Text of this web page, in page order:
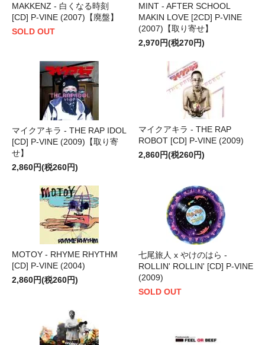
MAKKENZ - 白くなる時刻
[CD] P-VINE (2007)【廃盤】
SOLD OUT
MINT - AFTER SCHOOL
MAKIN LOVE [2CD] P-VINE
(2007)【取り寄せ】
2,970円(税270円)
マイクアキラ - THE RAP IDOL
[CD] P-VINE (2009)【取り寄
せ】
2,860円(税260円)
マイクアキラ - THE RAP
ROBOT [CD] P-VINE (2009)
2,860円(税260円)
MOTOY - RHYME RHYTHM
[CD] P-VINE (2004)
2,860円(税260円)
七尾旅人 x やけのはら -
ROLLIN' ROLLIN' [CD] P-VINE
(2009)
SOLD OUT